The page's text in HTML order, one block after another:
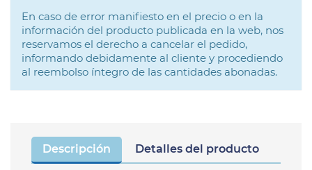
En caso de error manifiesto en el precio o en la
información del producto publicada en la web, nos
reservamos el derecho a cancelar el pedido,
informando debidamente al cliente y procediendo
al reembolso íntegro de las cantidades abonadas.
Descripción Detalles del producto